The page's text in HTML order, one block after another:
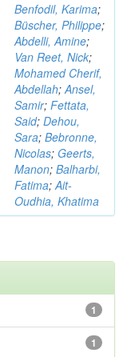
Benfodil, Karima;
Büscher, Philippe;
Abdelli, Amine;
Van Reet, Nick;
Mohamed Cherif,
Abdellah;Ansel,
Samir; Fettata,
Said; Dehou,
Sara; Bebronne,
Nicolas; Geerts,
Manon; Balharbi,
Fatima;Ait-
Oudhia, Khatima
1
1